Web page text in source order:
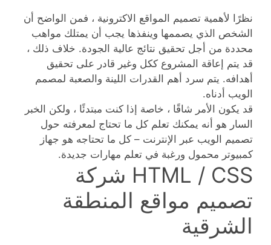
نظرًا لأهمية تصميم المواقع الاكترونية ، فمن الواضح أن
الشخص الذي يصممها وينفذها يجب أن يمتلك مواهب
محددة من أجل تحقيق نتائج عالية الجودة. خلاف ذلك ،
قد يتم إعاقة المشروع ككل وغير قادر على تحقيق
أهدافه. يتم سرد أهم القدرات اللينة والصعبة لمصمم
الويب أدناه.
قد يكون الأمر شاقًا ، خاصة إذا كنت مبتدئًا ، ولكن الخبر
السار هو أنه يمكنك تعلم كل ما تحتاج لمعرفته حول
تصميم الويب عبر الإنترنت – كل ما تحتاجه هو جهاز
كمبيوتر محمول ورغبة في تعلم مهارات جديدة.
HTML / CSS شركة
تصميم مواقع المنطقة
الشرقية